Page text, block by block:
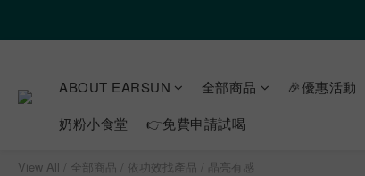
ABOUT EARSUN 全部商品 🎉優惠活動
奶粉小食堂
👉免費申請試喝
View All 全部商品 依功效找產品 晶亮有感